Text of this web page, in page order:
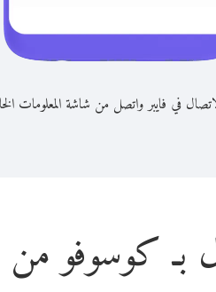
في فايبر واتصل من شاشة المعلومات
بـ كوسوفو من